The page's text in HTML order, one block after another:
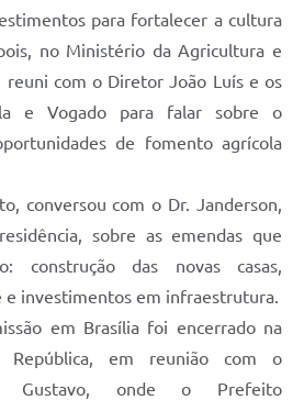
para fortalecer a cultura
no Ministério da Agricultura e
reuni com o Diretor João Luís e os
e Vogado para falar sobre o
de fomento agrícola
conversou com o Dr. Janderson,
sobre as emendas que
construção das novas casas,
e investimentos em infraestrutura.
em Brasília foi encerrado na
República, em reunião com o
Gustavo, onde o Prefeito